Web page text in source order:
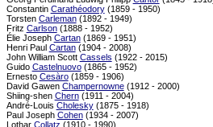
Constantin Carathéodory(1859 - 1950)
Torsten Carleman(1892 - 1949)
Fritz Carlson(1888 - 1952)
Élie Joseph Cartan(1869 - 1951)
Henri Paul Cartan(1904 - 2008)
John William Scott Cassels (1922 - 2015)
Guido Castelnuovo(1865 - 1952)
Ernesto Cesàro(1859 - 1906)
David Gawen Champernowne(1912 - 2000)
Shiing-shen Chern(1911 - 2004)
André-Louis Cholesky(1875 - 1918)
Paul Joseph Cohen(1934 - 2007)
Lothar Collatz (1910 - 1990)